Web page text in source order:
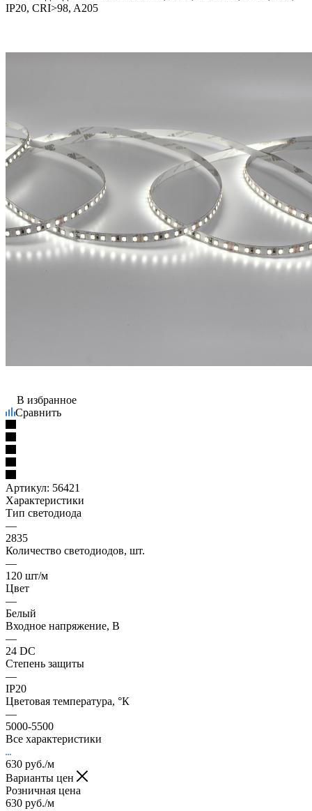
IP20, CRI>98, A205
В избранное
Сравнить
Артикул: 56421
Характеристики
Тип светодиода
—
2835
Количество светодиодов, шт.
—
120 шт/м
Цвет
—
Белый
Входное напряжение, В
—
24 DC
Степень защиты
—
IP20
Цветовая температура, °К
—
5000-5500
Все характеристики
630 руб./м
Варианты цен
Розничная цена
630 руб./м